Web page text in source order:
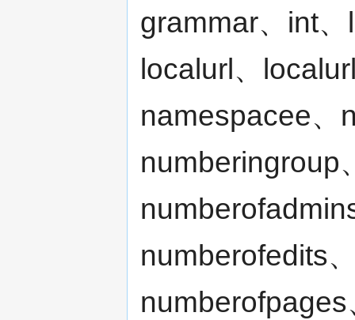
grammar、int
localurl、
namespacee、
numberingroup
numberofedits